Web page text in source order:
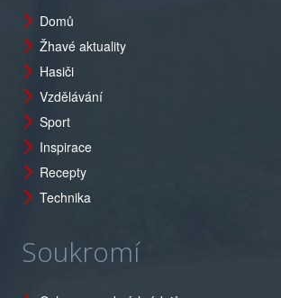
Domů
Žhavé aktuality
Hasiči
Vzdělávání
Sport
Inspirace
Recepty
Technika
Soukromí